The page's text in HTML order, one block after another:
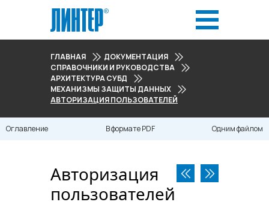
ГЛАВНАЯ
ДОКУМЕНТАЦИЯ
СПРАВОЧНИКИ И РУКОВОДСТВА
АРХИТЕКТУРА СУБД
МЕХАНИЗМЫ ЗАЩИТЫ ДАННЫХ
АВТОРИЗАЦИЯ ПОЛЬЗОВАТЕЛЕЙ
Оглавление В формате PDF Одним файлом
Авторизация
пользователей